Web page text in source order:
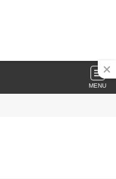
MENU